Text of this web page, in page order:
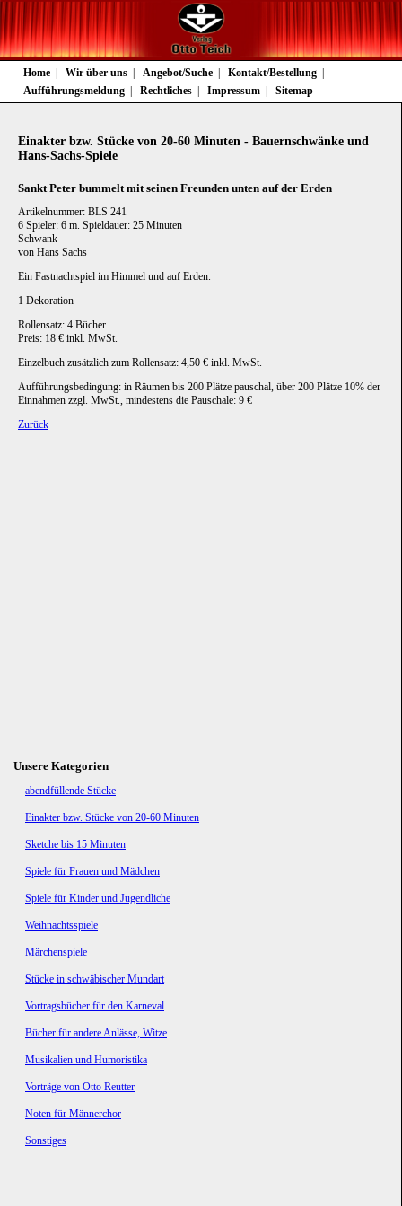
Navigation
überspringen
Home Wir über uns Angebot/Suche
Kontakt/Bestellung
Aufführungsmeldung
Rechtliches Impressum Sitemap
Einakter bzw. Stücke von 20-60 Minuten - Bauernschwänke und
Hans-Sachs-Spiele
Sankt Peter bummelt mit seinen Freunden unten auf der Erden
Artikelnummer: BLS 241
6 Spieler: 6 m. Spieldauer: 25 Minuten
Schwank
von Hans Sachs
Ein Fastnachtspiel im Himmel und auf Erden.
1 Dekoration
Rollensatz: 4 Bücher
Preis: 18 € inkl. MwSt.
Einzelbuch zusätzlich zum Rollensatz: 4,50 € inkl. MwSt.
Aufführungsbedingung: in Räumen bis 200 Plätze pauschal, über 200 Plätze 10% der
Einnahmen zzgl. MwSt., mindestens die Pauschale: 9 €
Zurück
Unsere Kategorien
Navigation
abendfüllende Stücke
Einakter bzw. Stücke von 20-60 Minuten
Sketche bis 15 Minuten
Spiele für Frauen und Mädchen
Spiele für Kinder und Jugendliche
Weihnachtsspiele
Märchenspiele
Stücke in schwäbischer Mundart
Vortragsbücher für den Karneval
Bücher für andere Anlässe, Witze
Musikalien und Humoristika
Vorträge von Otto Reutter
Noten für Männerchor
Sonstiges